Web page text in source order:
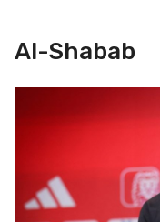
Al-Shabab